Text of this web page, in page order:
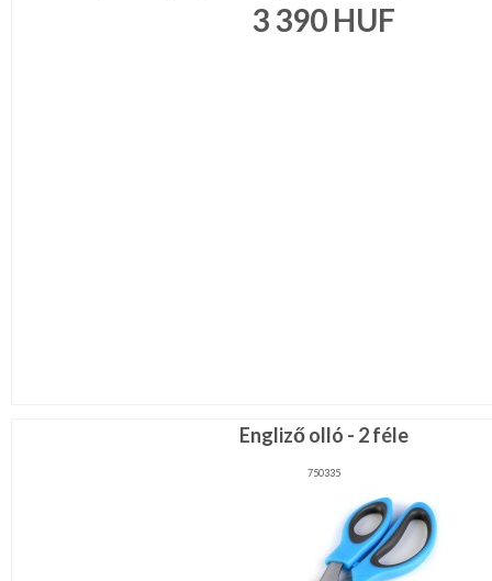
3 390 HUF
Engliző olló - 2 féle
750335